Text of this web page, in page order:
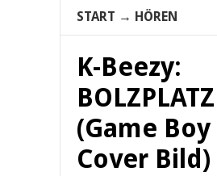
START → HÖREN
K-Beezy:
BOLZPLATZ
(Game Boy
Cover Bild)